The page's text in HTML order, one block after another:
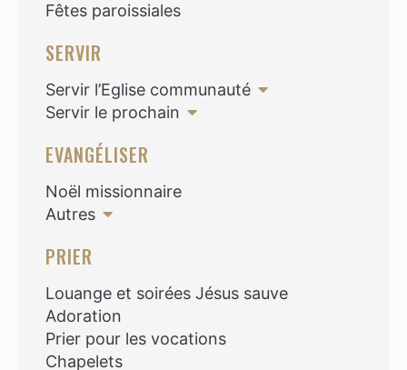
Fêtes paroissiales
SERVIR
Servir l’Eglise communauté
Servir le prochain
EVANGÉLISER
Noël missionnaire
Autres
PRIER
Louange et soirées Jésus sauve
Adoration
Prier pour les vocations
Chapelets